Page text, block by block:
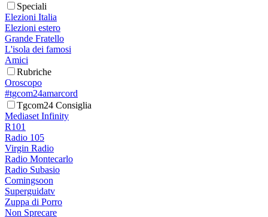
Speciali
Elezioni Italia
Elezioni estero
Grande Fratello
L'isola dei famosi
Amici
Rubriche
Oroscopo
#tgcom24amarcord
Tgcom24 Consiglia
Mediaset Infinity
R101
Radio 105
Virgin Radio
Radio Montecarlo
Radio Subasio
Comingsoon
Superguidatv
Zuppa di Porro
Non Sprecare